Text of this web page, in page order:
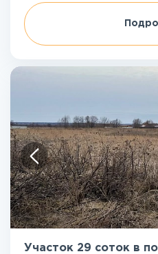
Участок 29 соток в